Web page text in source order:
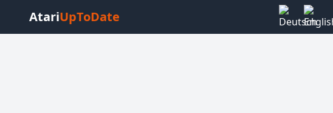
AtariUpToDate